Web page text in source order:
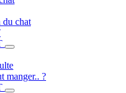
du chat
manger.. ?